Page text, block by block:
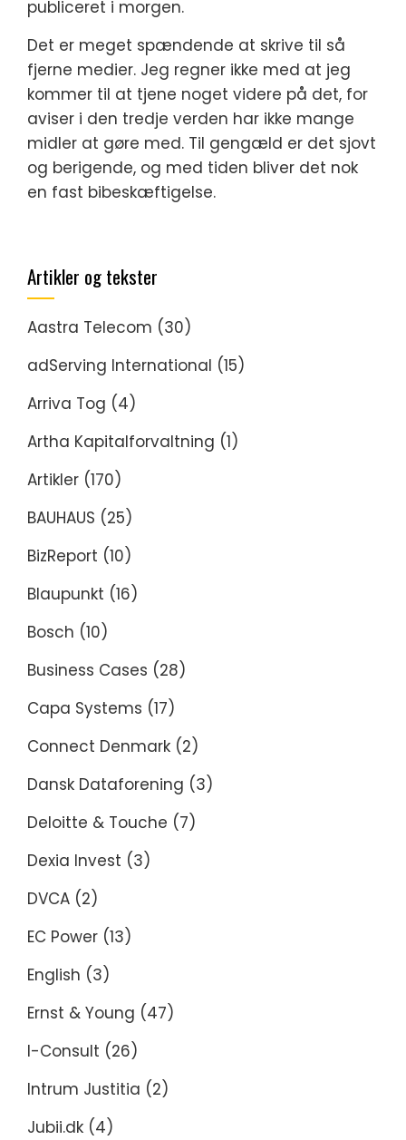
publiceret i morgen.
Det er meget spændende at skrive til så
fjerne medier. Jeg regner ikke med at jeg
kommer til at tjene noget videre på det, for
aviser i den tredje verden har ikke mange
midler at gøre med. Til gengæld er det sjovt
og berigende, og med tiden bliver det nok
en fast bibeskæftigelse.
Artikler og tekster
Aastra Telecom (30)
adServing International (15)
Arriva Tog (4)
Artha Kapitalforvaltning (1)
Artikler (170)
BAUHAUS (25)
BizReport (10)
Blaupunkt (16)
Bosch (10)
Business Cases (28)
Capa Systems (17)
Connect Denmark (2)
Dansk Dataforening (3)
Deloitte & Touche (7)
Dexia Invest (3)
DVCA (2)
EC Power (13)
English (3)
Ernst & Young (47)
I-Consult (26)
Intrum Justitia (2)
Jubii.dk (4)